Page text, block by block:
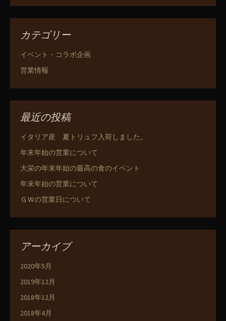
カテゴリー
イベント・コラボ企画
営業情報
最近の投稿
イタリア産 夏トリュフ入荷しました。
年末年始の営業について
大栄の年末年始の最高の食のイベント
年末年始の営業について
ＧＷの営業日について
アーカイブ
2020年5月
2019年12月
2018年12月
2018年4月